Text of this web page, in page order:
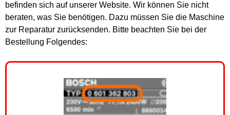
befinden sich auf unserer Website. Wir können Sie nicht
beraten, was Sie benötigen. Dazu müssen Sie die Maschine
zur Reparatur zurücksenden. Bitte beachten Sie bei der
Bestellung Folgendes: